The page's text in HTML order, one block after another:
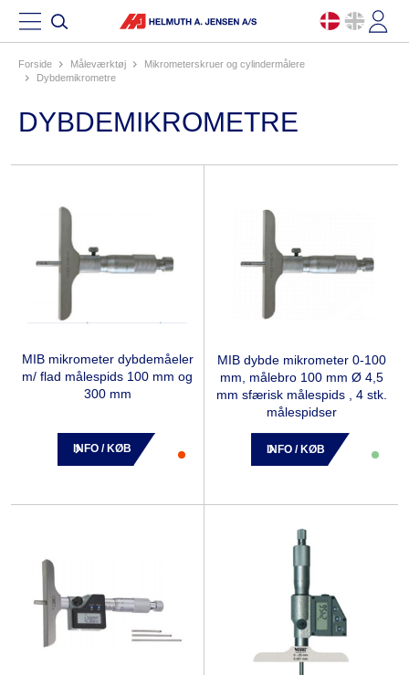
Forside måleværktøj
mikrometerskruer og cylindermålere
dybdemikrometre
DYBDEMIKROMETRE
MIB mikrometer dybdemåeler
m/ flad målespids 100 mm og
300 mm
INFO / KØB
MIB dybde mikrometer 0-100
mm, målebro 100 mm Ø 4,5
mm sfærisk målespids , 4 stk.
målespidser
INFO / KØB